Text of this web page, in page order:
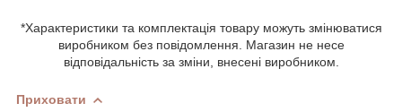
*Характеристики та комплектація товару можуть змінюватися
виробником без повідомлення. Магазин не несе
відповідальність за зміни, внесені виробником.
Приховати